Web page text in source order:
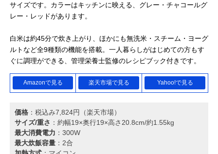
サイズです。カラーはキッチンに映える、グレー・チャコールグ
レー・レッドがあります。
白米は約45分で炊き上がり、ほかにも無洗米・スチーム・ヨーグ
ルトなど全9種類の機能を搭載。一人暮らしがはじめての方もす
ぐに調理ができる、管理栄養士監修のレシピブック付きです。
Amazonで見る 楽天市場で見る Yahoo!で見る
価格 ：税込み7,824円（楽天市場）
サイズ/重さ ：約幅19×奥行19×高さ20.8cm/約1.55kg
最大消費電力 ：300W
最大炊飯容量 ：2合